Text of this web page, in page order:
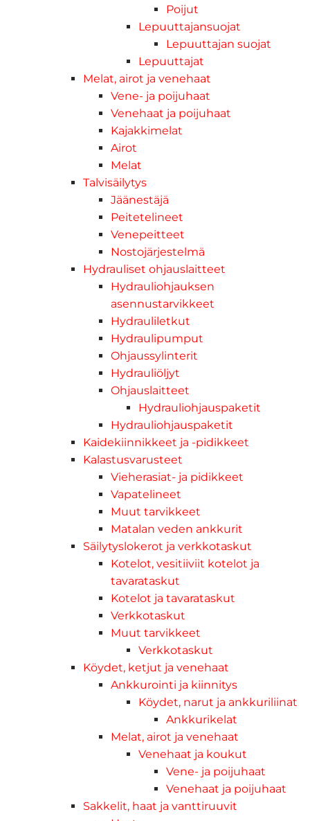
Poijut
Lepuuttajansuojat
Lepuuttajan suojat
Lepuuttajat
Melat, airot ja venehaat
Vene- ja poijuhaat
Venehaat ja poijuhaat
Kajakkimelat
Airot
Melat
Talvisäilytys
Jäänestäjä
Peitetelineet
Venepeitteet
Nostojärjestelmä
Hydrauliset ohjauslaitteet
Hydrauliohjauksen
asennustarvikkeet
Hydrauliletkut
Hydraulipumput
Ohjaussylinterit
Hydrauliöljyt
Ohjauslaitteet
Hydrauliohjauspaketit
Hydrauliohjauspaketit
Kaidekiinnikkeet ja -pidikkeet
Kalastusvarusteet
Vieherasiat- ja pidikkeet
Vapatelineet
Muut tarvikkeet
Matalan veden ankkurit
Säilytyslokerot ja verkkotaskut
Kotelot, vesitiiviit kotelot ja
tavarataskut
Kotelot ja tavarataskut
Verkkotaskut
Muut tarvikkeet
Verkkotaskut
Köydet, ketjut ja venehaat
Ankkurointi ja kiinnitys
Köydet, narut ja ankkuriliinat
Ankkurikelat
Melat, airot ja venehaat
Venehaat ja koukut
Vene- ja poijuhaat
Venehaat ja poijuhaat
Sakkelit, haat ja vanttiruuvit